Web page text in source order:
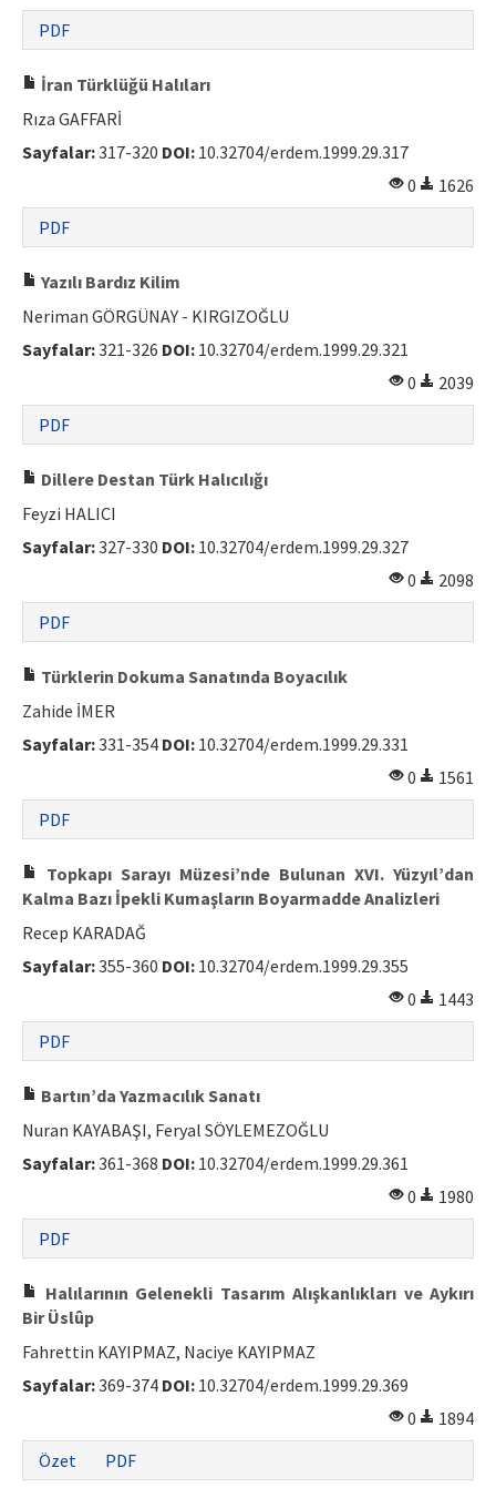
PDF
İran Türklüğü Halıları
Rıza GAFFARİ
Sayfalar:317-320 DOI: 10.32704/erdem.1999.29.317
0
1626
PDF
Yazılı Bardız Kilim
Neriman GÖRGÜNAY - KIRGIZOĞLU
Sayfalar:321-326 DOI: 10.32704/erdem.1999.29.321
0
2039
PDF
Dillere Destan Türk Halıcılığı
Feyzi HALICI
Sayfalar:327-330 DOI: 10.32704/erdem.1999.29.327
0
2098
PDF
Türklerin Dokuma Sanatında Boyacılık
Zahide İMER
Sayfalar:331-354 DOI: 10.32704/erdem.1999.29.331
0
1561
PDF
Topkapı Sarayı Müzesi’nde Bulunan XVI. Yüzyıl’dan
Kalma Bazı İpekli Kumaşların Boyarmadde Analizleri
Recep KARADAĞ
Sayfalar:355-360 DOI: 10.32704/erdem.1999.29.355
0
1443
PDF
Bartın’da Yazmacılık Sanatı
Nuran KAYABAŞI, Feryal SÖYLEMEZOĞLU
Sayfalar:361-368 DOI: 10.32704/erdem.1999.29.361
0
1980
PDF
Halılarının Gelenekli Tasarım Alışkanlıkları ve Aykırı
Bir Üslûp
Fahrettin KAYIPMAZ, Naciye KAYIPMAZ
Sayfalar:369-374 DOI: 10.32704/erdem.1999.29.369
0
1894
Özet
PDF